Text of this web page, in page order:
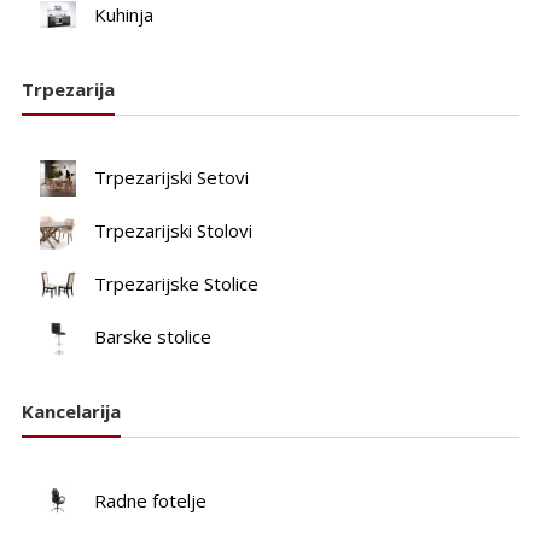
Kuhinja
Trpezarija
Trpezarijski Setovi
Trpezarijski Stolovi
Trpezarijske Stolice
Barske stolice
Kancelarija
Radne fotelje